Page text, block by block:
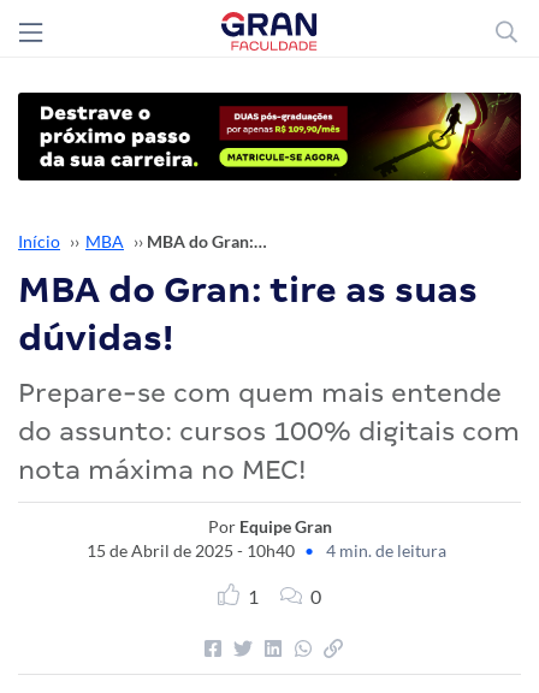
Início ›› MBA ›› MBA do Gran: tire as suas dúvidas!
MBA do Gran: tire as suas
dúvidas!
Prepare-se com quem mais entende
do assunto: cursos 100% digitais com
nota máxima no MEC!
Por Equipe Gran
15 de Abril de 2025 - 10h40 • 4 min. de leitura
1 0